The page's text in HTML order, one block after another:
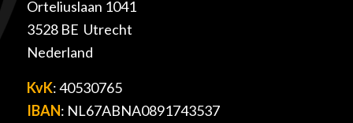
Orteliuslaan 1041
3528 BE Utrecht
Nederland
KvK: 40530765
IBAN: NL67ABNA0891743537